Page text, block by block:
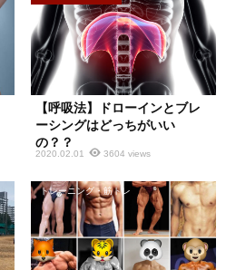
【呼吸法】ドローインとブレ
ーシングはどっちがいい
の？？
2020.02.01 3604 views
トレーニング・筋トレ